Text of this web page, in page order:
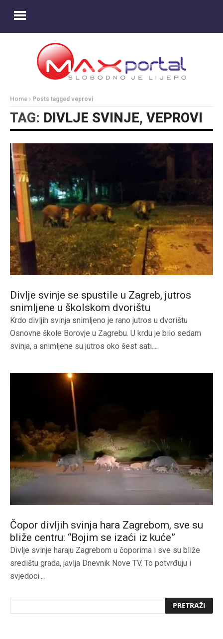
Home Posts tagged veprovi
TAG: DIVLJE SVINJE, VEPROVI
Divlje svinje se spustile u Zagreb, jutros
snimljene u školskom dvorištu
Krdo divljih svinja snimljeno je rano jutros u dvorištu
Osnovne škole Borovje u Zagrebu. U krdu je bilo sedam
svinja, a snimljene su jutros oko šest sati....
Čopor divljih svinja hara Zagrebom, sve su
bliže centru: “Bojim se izaći iz kuće”
Divlje svinje haraju Zagrebom u čoporima i sve su bliže
središtu grada, javlja Dnevnik Nove TV. To potvrđuju i
svjedoci....